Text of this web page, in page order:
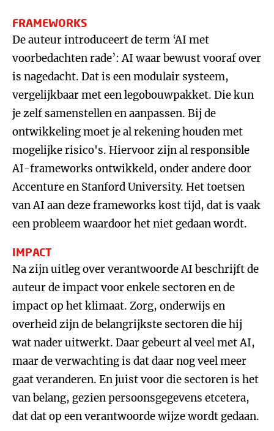
FRAMEWORKS
De auteur introduceert de term ‘AI met
voorbedachten rade’: AI waar bewust vooraf over
is nagedacht. Dat is een modulair systeem,
vergelijkbaar met een legobouwpakket. Die kun
je zelf samenstellen en aanpassen. Bij de
ontwikkeling moet je al rekening houden met
mogelijke risico's. Hiervoor zijn al responsible
AI-frameworks ontwikkeld, onder andere door
Accenture en Stanford University. Het toetsen
van AI aan deze frameworks kost tijd, dat is vaak
een probleem waardoor het niet gedaan wordt.
IMPACT
Na zijn uitleg over verantwoorde AI beschrijft de
auteur de impact voor enkele sectoren en de
impact op het klimaat. Zorg, onderwijs en
overheid zijn de belangrijkste sectoren die hij
wat nader uitwerkt. Daar gebeurt al veel met AI,
maar de verwachting is dat daar nog veel meer
gaat veranderen. En juist voor die sectoren is het
van belang, gezien persoonsgegevens etcetera,
dat dat op een verantwoorde wijze wordt gedaan.